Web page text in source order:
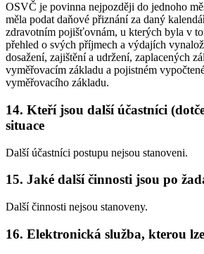
OSVČ je povinna nejpozději do jednoho
měla podat daňové přiznání za daný
zdravotním pojišťovnám, u kterých byla v
přehled o svých příjmech a výdajích
dosažení, zajištění a udržení, zaplacených
vyměřovacím základu a pojistném
vyměřovacího základu.
14. Kteří jsou další účastníci
situace
Další účastníci postupu nejsou stanoveni.
15. Jaké další činnosti jsou po
Další činnosti nejsou stanoveny.
16. Elektronická služba, kterou